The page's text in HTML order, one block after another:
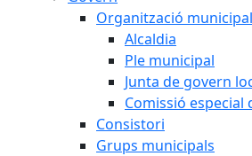
Organització municipal
Alcaldia
Ple municipal
Junta de govern
Comissió especial
Consistori
Grups municipals